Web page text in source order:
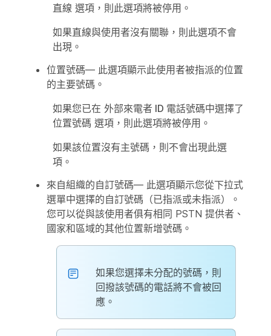
直線 選項，則此選項將被停用。
如果直線與使用者沒有關聯，則此選項不會
出現。
位置號碼— 此選項顯示此使用者被指派的位置
的主要號碼。
如果您已在 外部來電者 ID 電話號碼中選擇了
位置號碼 選項，則此選項將被停用。
如果該位置沒有主號碼，則不會出現此選
項。
來自組織的自訂號碼— 此選項顯示您從下拉式
選單中選擇的自訂號碼（已指派或未指派）。
您可以從與該使用者俱有相同 PSTN 提供者、
國家和區域的其他位置新增號碼。
如果您選擇未分配的號碼，則
回撥該號碼的電話將不會被回
應。